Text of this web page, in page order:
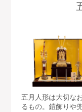
五月人形は大切な
るもの。鎧飾りや